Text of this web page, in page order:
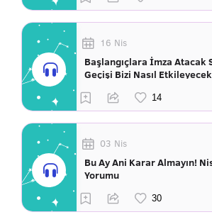
16 Nis
Başlangıçlara İmza Atacak
Geçişi Bizi Nasıl
03 Nis
Bu Ay Ani Karar Almayın!
Yorumu